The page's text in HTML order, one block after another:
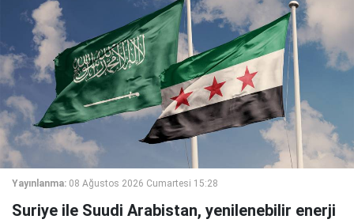
Yayınlanma: 08 Ağustos 2026 Cumartesi 15:28
Suriye ile Suudi Arabistan, yenilenebilir enerji